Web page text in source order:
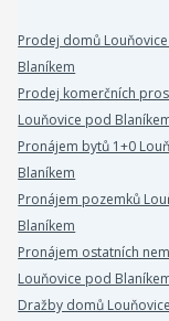
Prodej domů
Blaníkem
Prodej komerčních
Louňovice pod
Pronájem bytů 1+0
Blaníkem
Pronájem pozemků
Blaníkem
Pronájem ostatních
Louňovice pod
Dražby domů